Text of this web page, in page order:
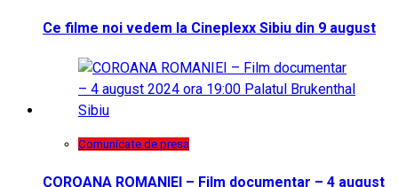
Ce filme noi vedem la Cineplexx Sibiu din 9 august
Comunicate de presa
COROANA ROMANIEI – Film documentar – 4 august